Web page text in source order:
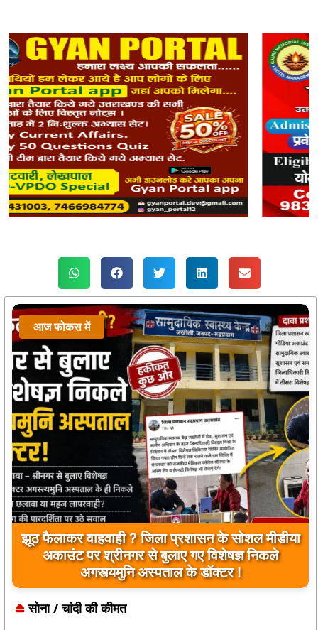
आज फोकस में
झूठ फैलाकर वाहवाही ? जिला प्रशासन के सोशल मीडीया
अकाउंट पर श्रीनगर से बुलाए गए विशेषज्ञ निकले
अगस्त्यमुनि अस्पताल के डॉक्टर !
सोना / चांदी की कीमत